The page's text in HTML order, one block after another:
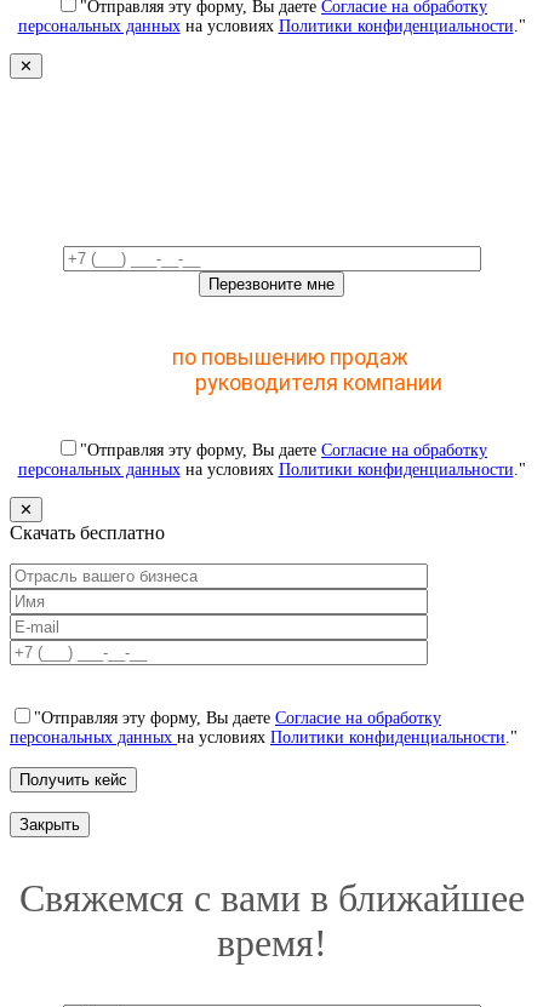
"Отправляя эту форму, Вы даете Согласие на обработку
персональных данныхна условиях Политики конфиденциальности."
✕
по повышению продаж
руководителя компании
"Отправляя эту форму, Вы даете Согласие на обработку
персональных данныхна условиях Политики конфиденциальности."
✕
Скачать бесплатно
"Отправляя эту форму, Вы даете Согласие на обработку
персональных данных на условиях Политики конфиденциальности."
Закрыть
Свяжемся с вами в ближайшее
время!